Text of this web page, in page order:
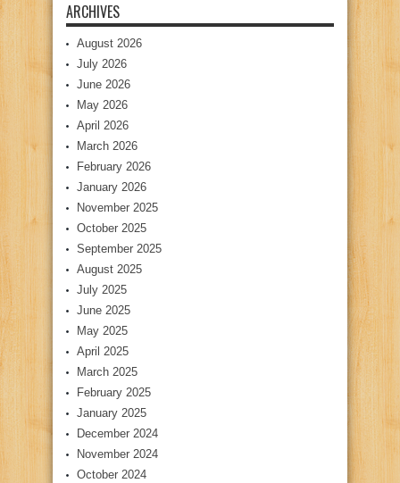
ARCHIVES
August 2026
July 2026
June 2026
May 2026
April 2026
March 2026
February 2026
January 2026
November 2025
October 2025
September 2025
August 2025
July 2025
June 2025
May 2025
April 2025
March 2025
February 2025
January 2025
December 2024
November 2024
October 2024